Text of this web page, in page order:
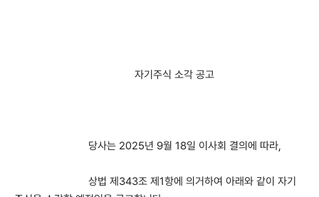
자기주식 소각 공고
당사는 2025년 9월 18일 이사회 결의에 따라,
상법 제343조 제1항에 의거하여 아래와 같이 자기